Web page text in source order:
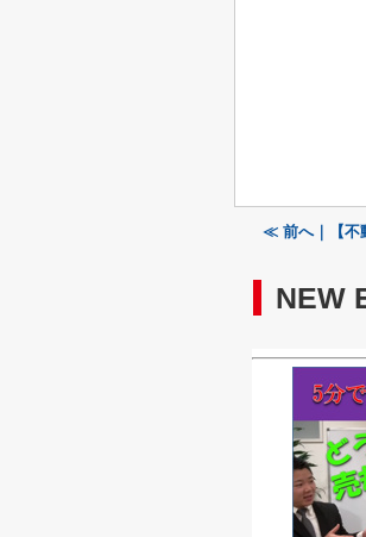
≪ 前へ｜【不
NEW